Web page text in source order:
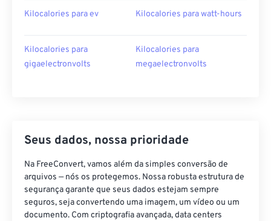
Kilocalories para ev Kilocalories para watt-hours
Kilocalories para
gigaelectronvolts
Kilocalories para
megaelectronvolts
Seus dados, nossa prioridade
Na FreeConvert, vamos além da simples conversão de
arquivos — nós os protegemos. Nossa robusta estrutura de
segurança garante que seus dados estejam sempre
seguros, seja convertendo uma imagem, um vídeo ou um
documento. Com criptografia avançada, data centers